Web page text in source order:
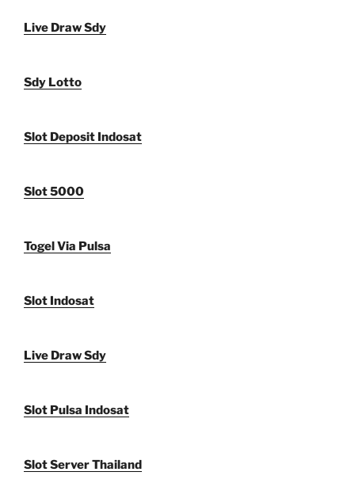
Live Draw Sdy
Sdy Lotto
Slot Deposit Indosat
Slot 5000
Togel Via Pulsa
Slot Indosat
Live Draw Sdy
Slot Pulsa Indosat
Slot Server Thailand